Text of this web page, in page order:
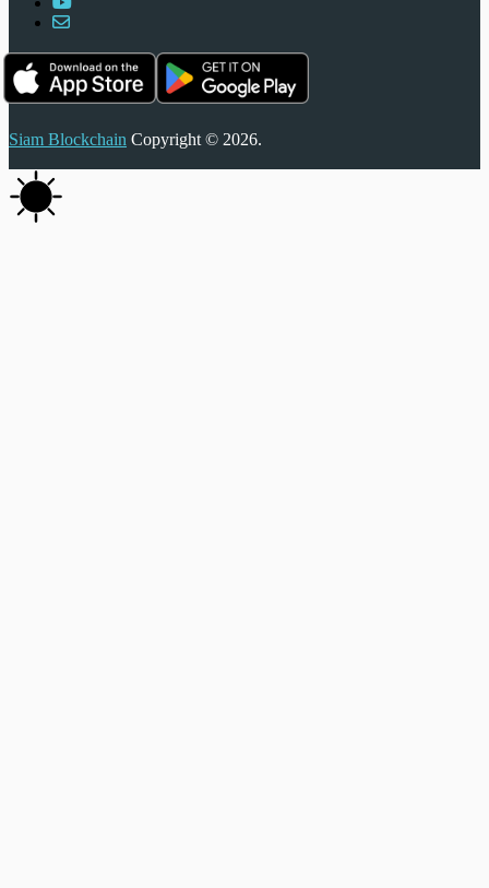
Siam Blockchain Copyright © 2026.